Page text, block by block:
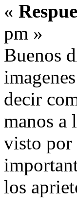
«
pm »
Buenos
decir
manos a
visto por
los